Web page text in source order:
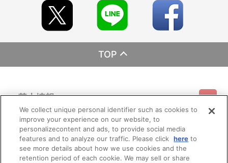
TOP
基本情報
利用規約 特定商取引法に基づく表示 プライバシーポリシー
プライバシーオプション 会社概要
ご利用情報
ご利用ガイド サイトマップ お問い合わせ
会員メニュー
We collect unique personal identifier such as cookies to
improve your experience on our website, to
personalizecontent and ads, to provide social media
features and to analyze our traffic. Please click here to
see more details about how we use cookies and the
retention period of each cookie. We may sell or share